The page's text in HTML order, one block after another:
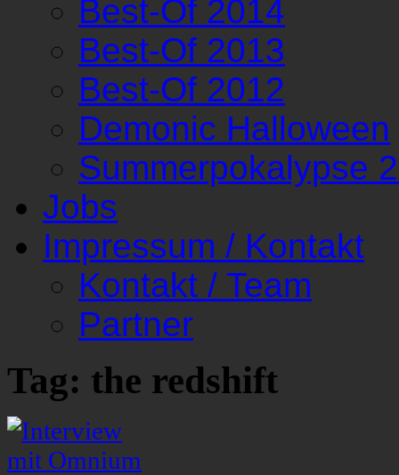
Best-Of 2014
Best-Of 2013
Best-Of 2012
Demonic Halloween
Summerpokalypse
Jobs
Impressum / Kontakt
Kontakt / Team
Partner
Tag: the redshift